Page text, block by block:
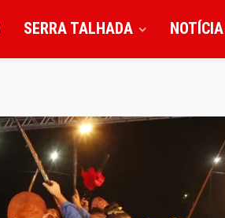
SERRA TALHADA NOTÍCIA